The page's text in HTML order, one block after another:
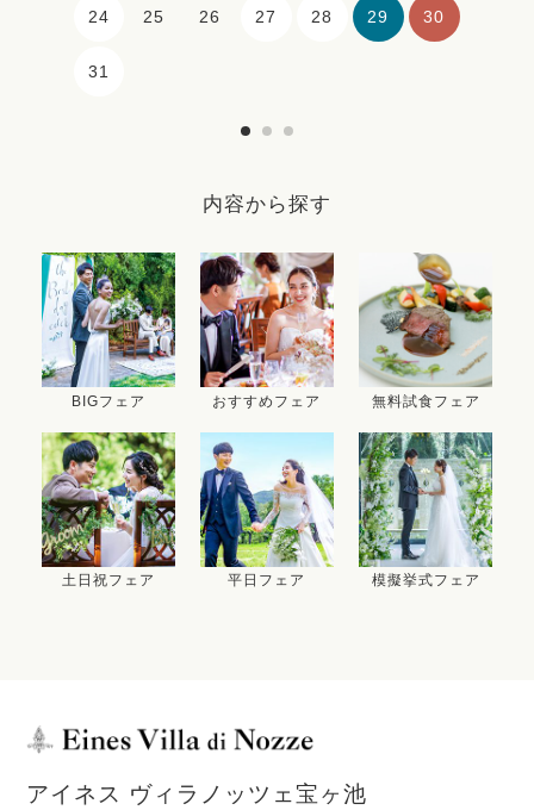
24 25 26 27 28 29 30
31
内容から探す
BIGフェア おすすめフェア 無料試食フェア
土日祝フェア 平日フェア 模擬挙式フェア
アイネス ヴィラノッツェ宝ヶ池